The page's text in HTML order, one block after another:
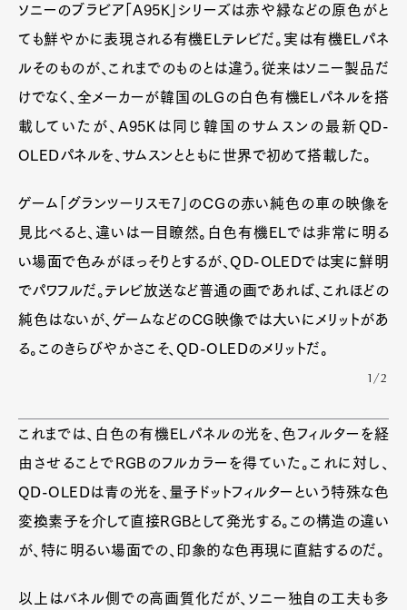
ソニーのブラビア「A95K」シリーズは赤や緑などの原色がと
ても鮮やかに表現される有機ELテレビだ。実は有機ELパネ
ルそのものが、これまでのものとは違う。従来はソニー製品だ
けでなく、全メーカーが韓国のLGの白色有機ELパネルを搭
載していたが、A95Kは同じ韓国のサムスンの最新QD-
OLEDパネルを、サムスンとともに世界で初めて搭載した。
ゲーム「グランツーリスモ7」のCGの赤い純色の車の映像を
見比べると、違いは一目瞭然。白色有機ELでは非常に明る
い場面で色みがほっそりとするが、QD-OLEDでは実に鮮明
でパワフルだ。テレビ放送など普通の画であれば、これほどの
純色はないが、ゲームなどのCG映像では大いにメリットがあ
る。このきらびやかさこそ、QD-OLEDのメリットだ。
1/2
これまでは、白色の有機ELパネルの光を、色フィルターを経
由させることでRGBのフルカラーを得ていた。これに対し、
QD-OLEDは青の光を、量子ドットフィルターという特殊な色
変換素子を介して直接RGBとして発光する。この構造の違い
が、特に明るい場面での、印象的な色再現に直結するのだ。
以上はバネル側での高画質化だが、ソニー独自の工夫も多